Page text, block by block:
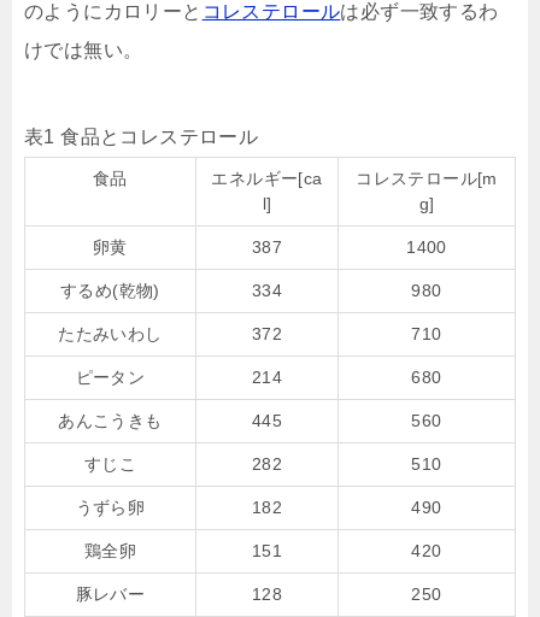
のようにカロリーと コレステロールは必ず一致するわ
けでは無い。
表1 食品とコレステロール
食品
エネルギー[ca
l]
コレステロール[m
g]
卵黄 387 1400
するめ(乾物) 334 980
たたみいわし 372 710
ピータン 214 680
あんこうきも 445 560
すじこ 282 510
うずら卵 182 490
鶏全卵 151 420
豚レバー 128 250